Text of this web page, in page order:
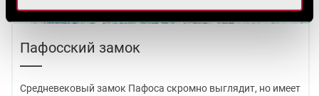
Пафосский замок
Средневековый замок Пафоса скромно выглядит, но имеет